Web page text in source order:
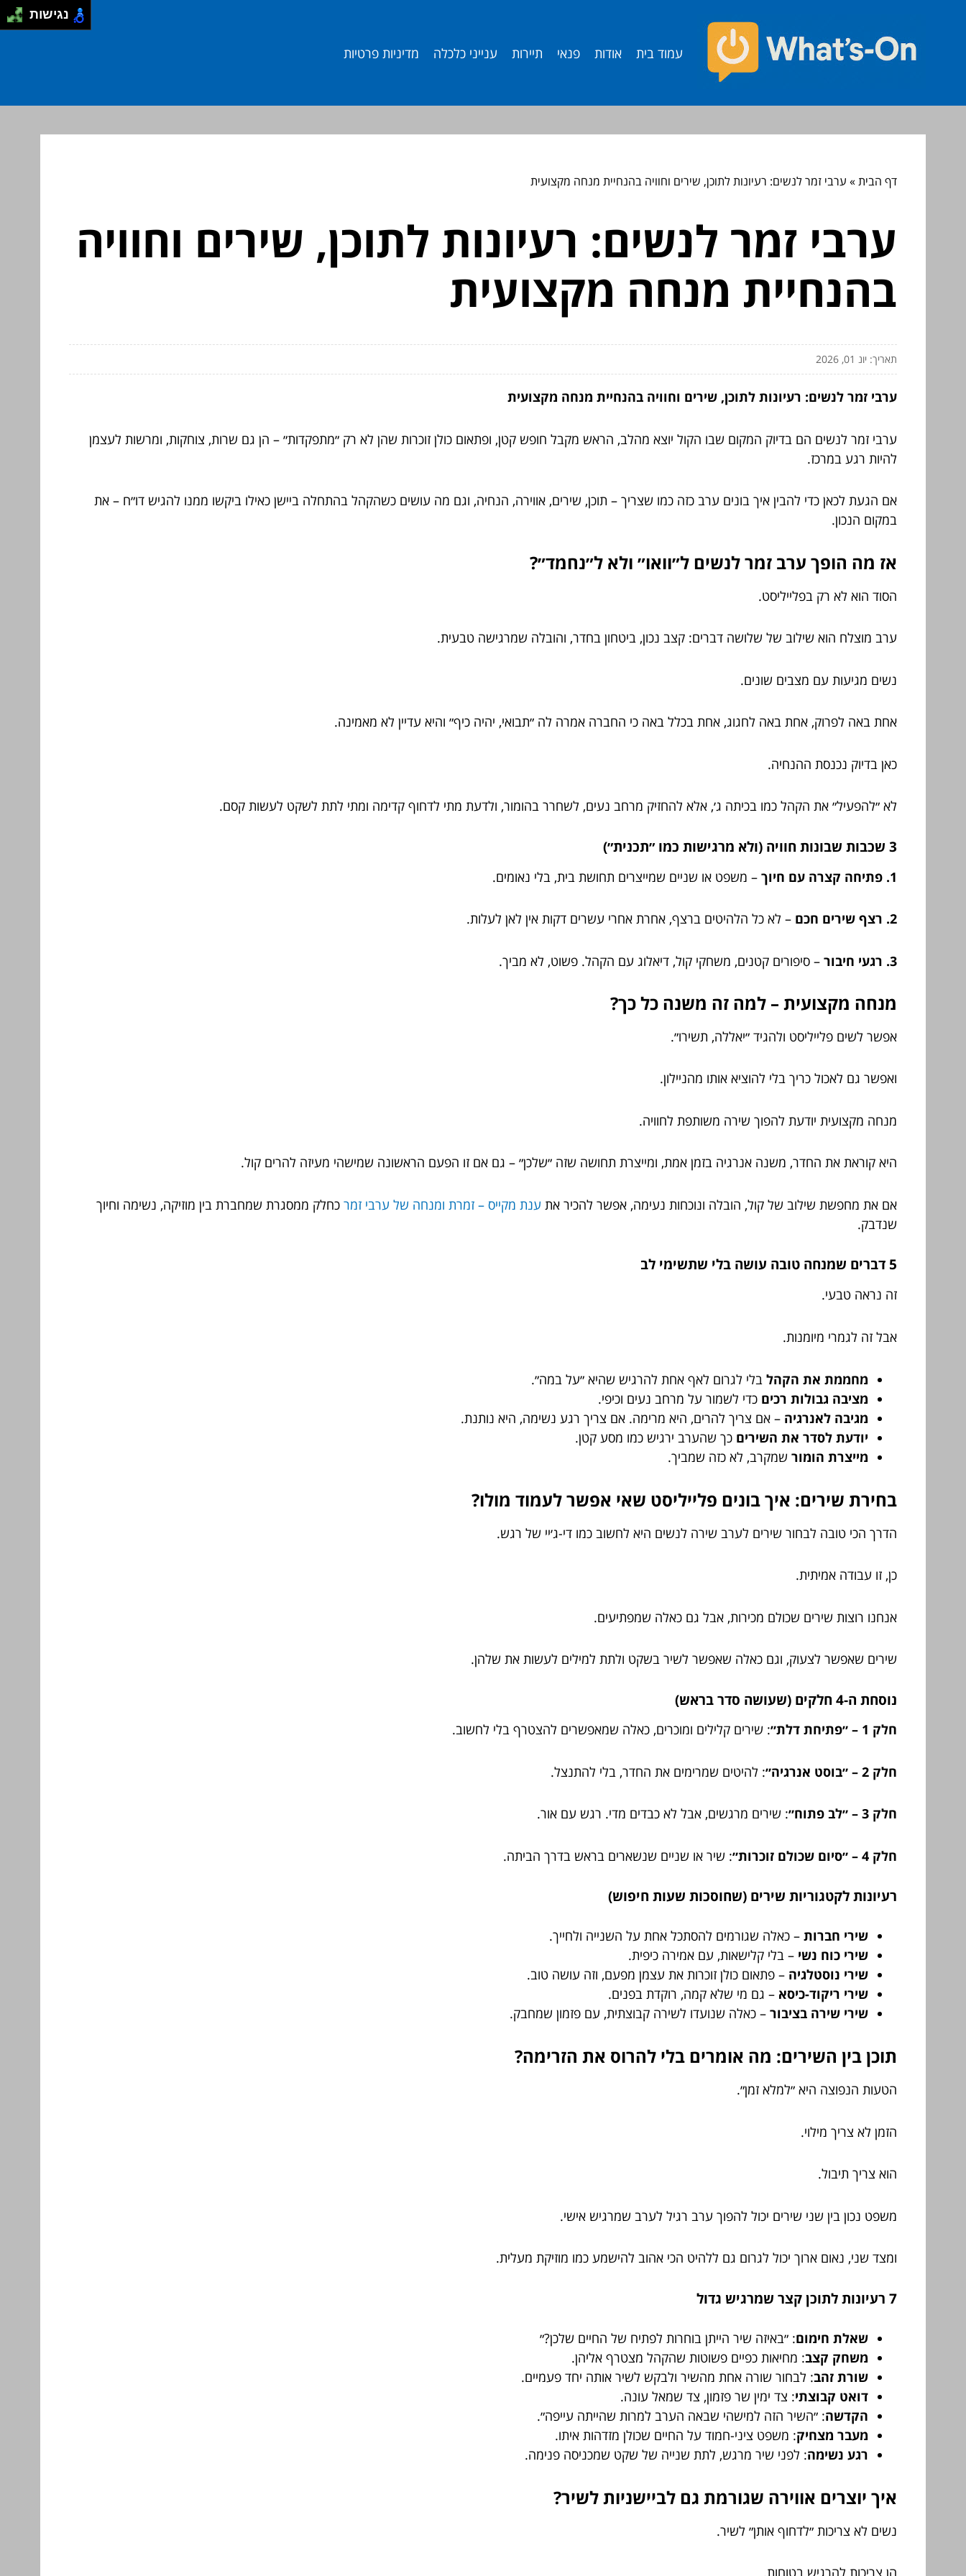
עמוד בית אודות פנאי תיירות ענייני כלכלה מדיניות פרטיות
דף הבית» ערבי זמר לנשים: רעיונות לתוכן, שירים וחוויה בהנחיית מנחה מקצועית
ערבי זמר לנשים: רעיונות לתוכן, שירים וחוויה
בהנחיית מנחה מקצועית
תאריך: יונ 01, 2026
ערבי זמר לנשים: רעיונות לתוכן, שירים וחוויה בהנחיית מנחה מקצועית
ערבי זמר לנשים הם בדיוק המקום שבו הקול יוצא מהלב, הראש מקבל חופש קטן, ופתאום כולן זוכרות שהן לא רק ״מתפקדות״ – הן גם שרות, צוחקות, ומרשות לעצמן
להיות רגע במרכז.
אם הגעת לכאן כדי להבין איך בונים ערב כזה כמו שצריך – תוכן, שירים, אווירה, הנחיה, וגם מה עושים כשהקהל בהתחלה ביישן כאילו ביקשו ממנו להגיש דו״ח – את
במקום הנכון.
אז מה הופך ערב זמר לנשים ל״וואו״ ולא ל״נחמד״?
הסוד הוא לא רק בפלייליסט.
ערב מוצלח הוא שילוב של שלושה דברים: קצב נכון, ביטחון בחדר, והובלה שמרגישה טבעית.
נשים מגיעות עם מצבים שונים.
אחת באה לפרוק, אחת באה לחגוג, אחת בכלל באה כי החברה אמרה לה ״תבואי, יהיה כיף״ והיא עדיין לא מאמינה.
כאן בדיוק נכנסת ההנחיה.
לא ״להפעיל״ את הקהל כמו בכיתה ג׳, אלא להחזיק מרחב נעים, לשחרר בהומור, ולדעת מתי לדחוף קדימה ומתי לתת לשקט לעשות קסם.
3 שכבות שבונות חוויה (ולא מרגישות כמו ״תכנית״)
1. פתיחה קצרה עם חיוך – משפט או שניים שמייצרים תחושת בית, בלי נאומים.
2. רצף שירים חכם – לא כל הלהיטים ברצף, אחרת אחרי עשרים דקות אין לאן לעלות.
3. רגעי חיבור – סיפורים קטנים, משחקי קול, דיאלוג עם הקהל. פשוט, לא מביך.
מנחה מקצועית – למה זה משנה כל כך?
אפשר לשים פלייליסט ולהגיד ״יאללה, תשירו״.
ואפשר גם לאכול כריך בלי להוציא אותו מהניילון.
מנחה מקצועית יודעת להפוך שירה משותפת לחוויה.
היא קוראת את החדר, משנה אנרגיה בזמן אמת, ומייצרת תחושה שזה ״שלכן״ – גם אם זו הפעם הראשונה שמישהי מעיזה להרים קול.
אם את מחפשת שילוב של קול, הובלה ונוכחות נעימה, אפשר להכיר את ענת מקייס – זמרת ומנחה של ערבי זמר כחלק ממסגרת שמחברת בין מוזיקה, נשימה וחיוך
שנדבק.
5 דברים שמנחה טובה עושה בלי שתשימי לב
זה נראה טבעי.
אבל זה לגמרי מיומנות.
מחממת את הקהל בלי לגרום לאף אחת להרגיש שהיא ״על במה״.
מציבה גבולות רכים כדי לשמור על מרחב נעים וכיפי.
מגיבה לאנרגיה – אם צריך להרים, היא מרימה. אם צריך רגע נשימה, היא נותנת.
יודעת לסדר את השירים כך שהערב ירגיש כמו מסע קטן.
מייצרת הומור שמקרב, לא כזה שמביך.
בחירת שירים: איך בונים פלייליסט שאי אפשר לעמוד מולו?
הדרך הכי טובה לבחור שירים לערב שירה לנשים היא לחשוב כמו די-ג׳יי של רגש.
כן, זו עבודה אמיתית.
אנחנו רוצות שירים שכולם מכירות, אבל גם כאלה שמפתיעים.
שירים שאפשר לצעוק, וגם כאלה שאפשר לשיר בשקט ולתת למילים לעשות את שלהן.
נוסחת ה-4 חלקים (שעושה סדר בראש)
חלק 1 – ״פתיחת דלת״ : שירים קלילים ומוכרים, כאלה שמאפשרים להצטרף בלי לחשוב.
חלק 2 – ״בוסט אנרגיה״ : להיטים שמרימים את החדר, בלי להתנצל.
חלק 3 – ״לב פתוח״ : שירים מרגשים, אבל לא כבדים מדי. רגש עם אור.
חלק 4 – ״סיום שכולם זוכרות״ : שיר או שניים שנשארים בראש בדרך הביתה.
רעיונות לקטגוריות שירים (שחוסכות שעות חיפוש)
שירי חברות – כאלה שגורמים להסתכל אחת על השנייה ולחייך.
שירי כוח נשי – בלי קלישאות, עם אמירה כיפית.
שירי נוסטלגיה – פתאום כולן זוכרות את עצמן מפעם, וזה עושה טוב.
שירי ריקוד-כיסא – גם מי שלא קמה, רוקדת בפנים.
שירי שירה בציבור – כאלה שנועדו לשירה קבוצתית, עם פזמון שמחבק.
תוכן בין השירים: מה אומרים בלי להרוס את הזרימה?
הטעות הנפוצה היא ״למלא זמן״.
הזמן לא צריך מילוי.
הוא צריך תיבול.
משפט נכון בין שני שירים יכול להפוך ערב רגיל לערב שמרגיש אישי.
ומצד שני, נאום ארוך יכול לגרום גם ללהיט הכי אהוב להישמע כמו מוזיקת מעלית.
7 רעיונות לתוכן קצר שמרגיש גדול
שאלת חימום: ״באיזה שיר הייתן בוחרות לפתיח של החיים שלכן?״
משחק קצב: מחיאות כפיים פשוטות שהקהל מצטרף אליהן.
שורת זהב: לבחור שורה אחת מהשיר ולבקש לשיר אותה יחד פעמיים.
דואט קבוצתי: צד ימין שר פזמון, צד שמאל עונה.
הקדשה: ״השיר הזה למישהי שבאה הערב למרות שהייתה עייפה״.
מעבר מצחיק: משפט ציני-חמוד על החיים שכולן מזדהות איתו.
רגע נשימה: לפני שיר מרגש, לתת שנייה של שקט שמכניסה פנימה.
איך יוצרים אווירה שגורמת גם לביישניות לשיר?
נשים לא צריכות ״לדחוף אותן״ לשיר.
הן צריכות להרגיש בטוחות.
נגישות